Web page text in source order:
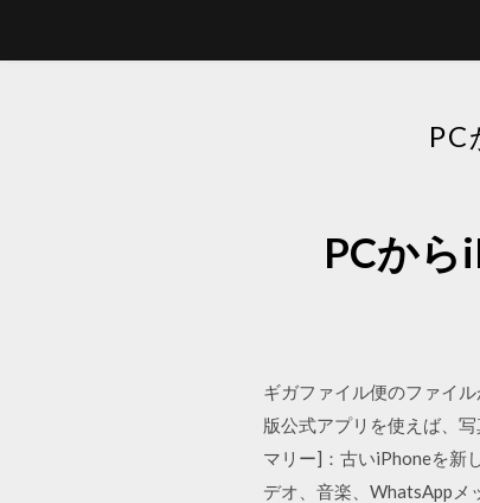
PCか
ギガファイル便のファイ
版公式アプリを使えば、
マリー]：古いiPhoneを新
デオ、音楽、WhatsApp